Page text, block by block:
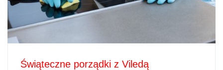
Świąteczne porządki z Viledą